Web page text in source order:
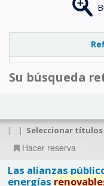
Su búsqueda
| | Seleccionar títulos
Hacer reserva
Las alianzas
energías